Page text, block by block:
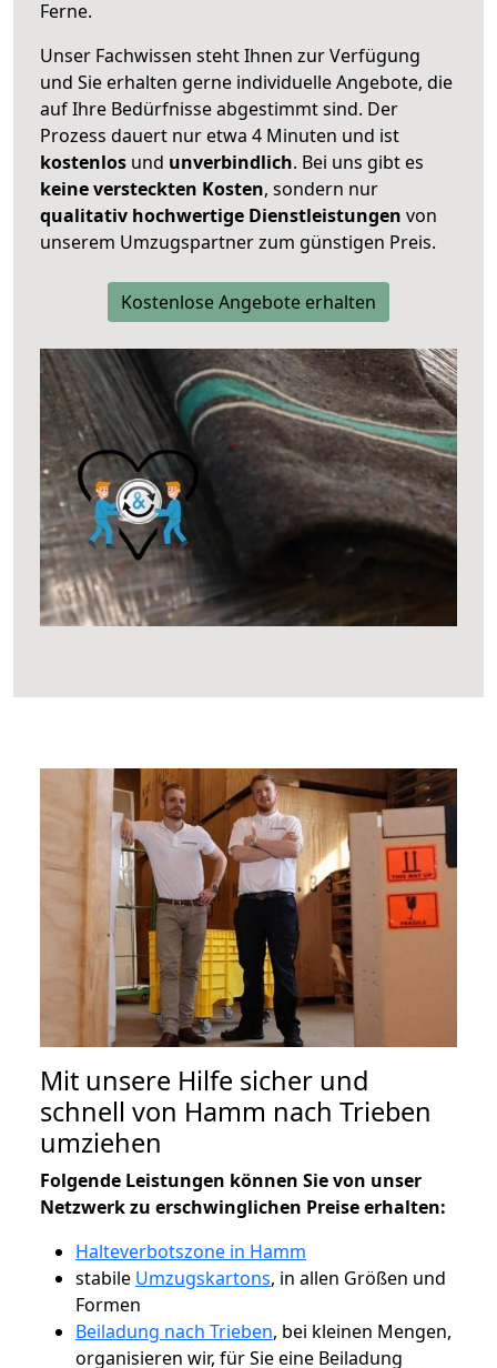
Ferne.
Unser Fachwissen steht Ihnen zur Verfügung
und Sie erhalten gerne individuelle Angebote, die
auf Ihre Bedürfnisse abgestimmt sind. Der
Prozess dauert nur etwa 4 Minuten und ist
kostenlos und unverbindlich. Bei uns gibt es
keine versteckten Kosten, sondern nur
qualitativ hochwertige Dienstleistungen von
unserem Umzugspartner zum günstigen Preis.
Kostenlose Angebote erhalten
Mit unsere Hilfe sicher und
schnell von Hamm nach Trieben
umziehen
Folgende Leistungen können Sie von unser
Netzwerk zu erschwinglichen Preise erhalten:
Halteverbotszone in Hamm
stabile Umzugskartons, in allen Größen und
Formen
Beiladung nach Trieben, bei kleinen Mengen,
organisieren wir, für Sie eine Beiladung